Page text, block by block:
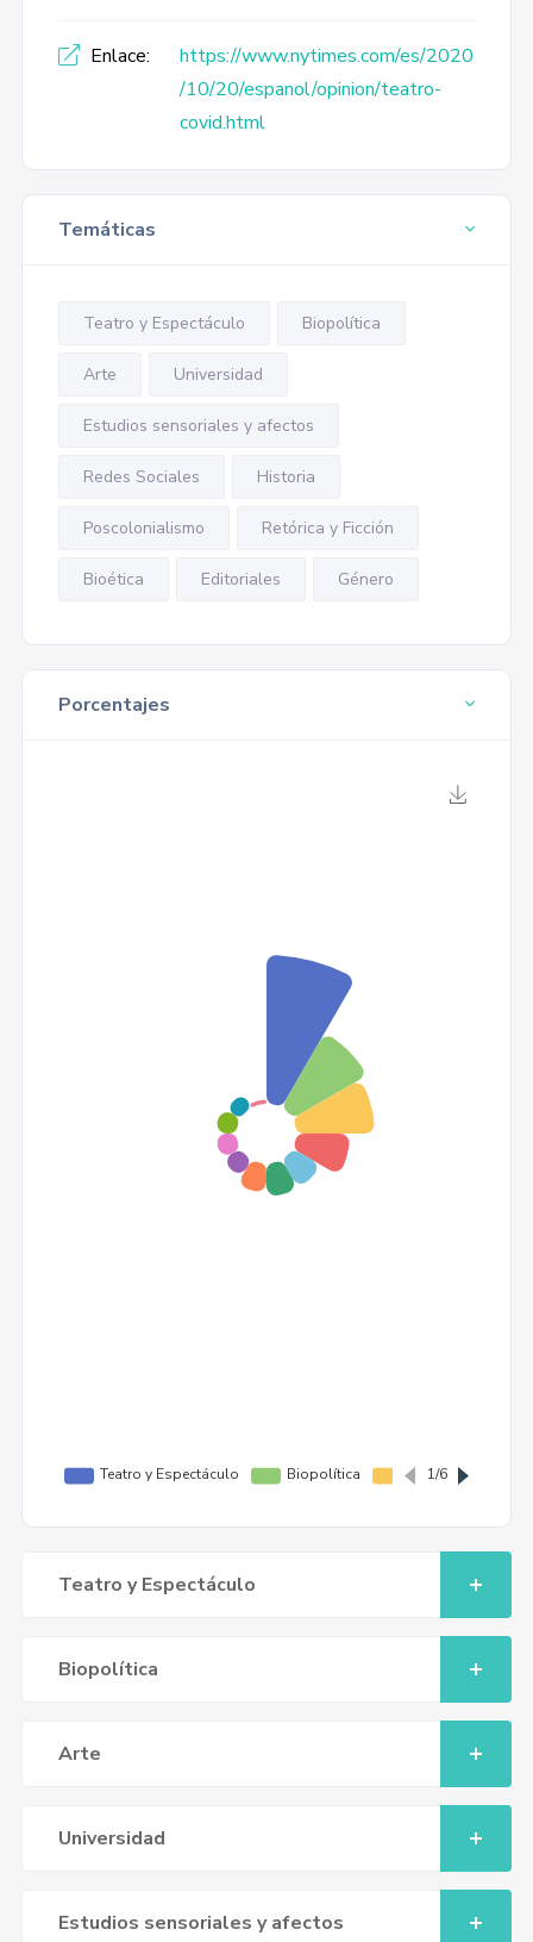
Enlace:
https://www.nytimes.com/es/2020
/10/20/espanol/opinion/teatro-
covid.html
Temáticas
Teatro y Espectáculo Biopolítica
Arte Universidad
Estudios sensoriales y afectos
Redes Sociales Historia
Poscolonialismo Retórica y Ficción
Bioética Editoriales Género
Porcentajes
Teatro y Espectáculo
Biopolítica
Arte
Universidad
Estudios sensoriales y afectos